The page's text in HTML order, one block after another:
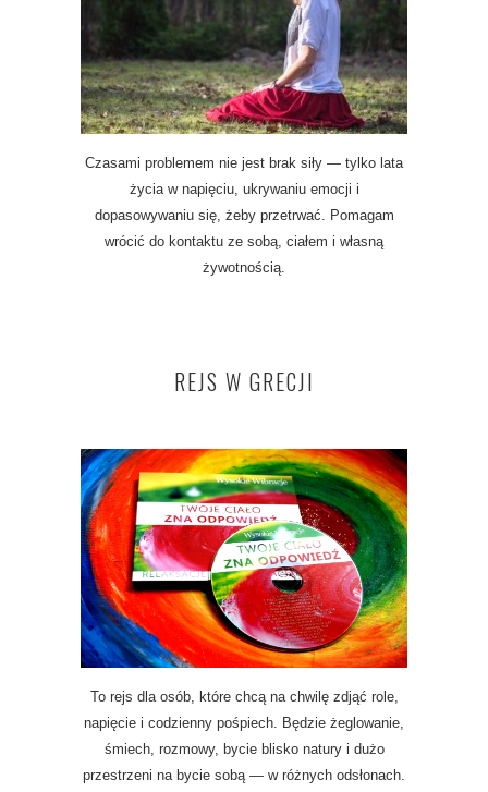
Czasami problemem nie jest brak siły — tylko lata
życia w napięciu, ukrywaniu emocji i
dopasowywaniu się, żeby przetrwać. Pomagam
wrócić do kontaktu ze sobą, ciałem i własną
żywotnością.
REJS W GRECJI
To rejs dla osób, które chcą na chwilę zdjąć role,
napięcie i codzienny pośpiech. Będzie żeglowanie,
śmiech, rozmowy, bycie blisko natury i dużo
przestrzeni na bycie sobą — w różnych odsłonach.